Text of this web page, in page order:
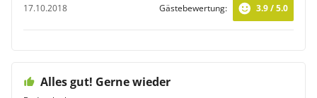
17.10.2018
Gästebewertung: 3.9 / 5.0
Alles gut! Gerne wieder